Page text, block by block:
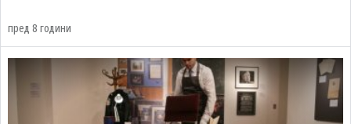
пред 8 години